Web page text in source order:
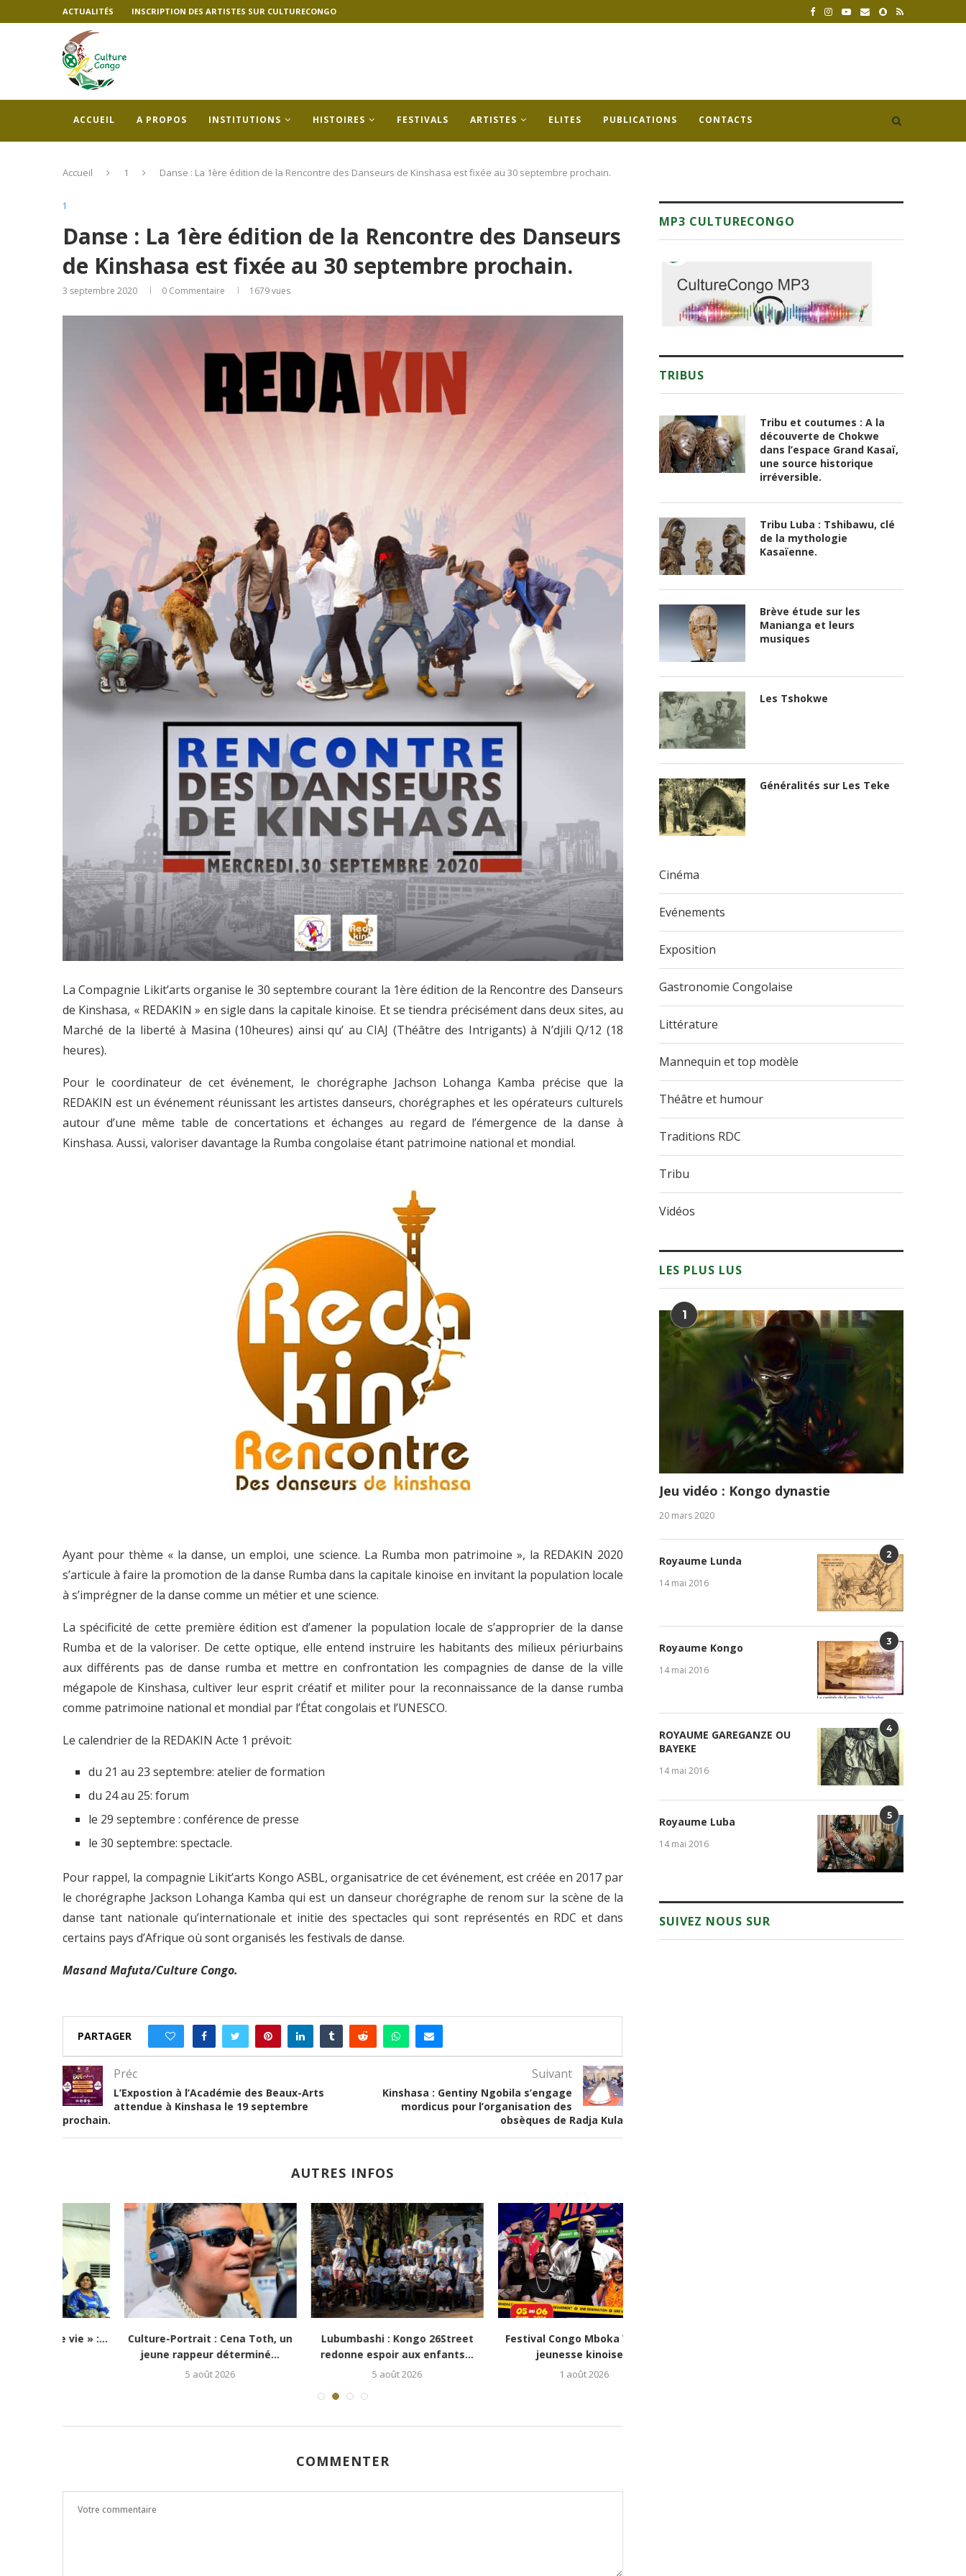
ACTUALITÉS INSCRIPTION DES ARTISTES SUR CULTURECONGO
ACCUEIL A PROPOS INSTITUTIONS HISTOIRES FESTIVALS ARTISTES ELITES PUBLICATIONS CONTACTS
Accueil 1 Danse : La 1ère édition de la Rencontre des Danseurs de Kinshasa est fixée au 30 septembre prochain.
1
Danse : La 1ère édition de la Rencontre des Danseurs
de Kinshasa est fixée au 30 septembre prochain.
3 septembre 2020 0 Commentaire 1679vues
La Compagnie Likit’arts organise le 30 septembre courant la 1ère édition de la Rencontre des Danseurs
de Kinshasa, « REDAKIN » en sigle dans la capitale kinoise. Et se tiendra précisément dans deux sites, au
Marché de la liberté à Masina (10heures) ainsi qu’ au CIAJ (Théâtre des Intrigants) à N’djili Q/12 (18
heures).
Pour le coordinateur de cet événement, le chorégraphe Jachson Lohanga Kamba précise que la
REDAKIN est un événement réunissant les artistes danseurs, chorégraphes et les opérateurs culturels
autour d’une même table de concertations et échanges au regard de l’émergence de la danse à
Kinshasa. Aussi, valoriser davantage la Rumba congolaise étant patrimoine national et mondial.
Ayant pour thème « la danse, un emploi, une science. La Rumba mon patrimoine », la REDAKIN 2020
s’articule à faire la promotion de la danse Rumba dans la capitale kinoise en invitant la population locale
à s’imprégner de la danse comme un métier et une science.
La spécificité de cette première édition est d’amener la population locale de s’approprier de la danse
Rumba et de la valoriser. De cette optique, elle entend instruire les habitants des milieux périurbains
aux différents pas de danse rumba et mettre en confrontation les compagnies de danse de la ville
mégapole de Kinshasa, cultiver leur esprit créatif et militer pour la reconnaissance de la danse rumba
comme patrimoine national et mondial par l’État congolais et l’UNESCO.
Le calendrier de la REDAKIN Acte 1 prévoit:
du 21 au 23 septembre: atelier de formation
du 24 au 25: forum
le 29 septembre : conférence de presse
le 30 septembre: spectacle.
Pour rappel, la compagnie Likit’arts Kongo ASBL, organisatrice de cet événement, est créée en 2017 par
le chorégraphe Jackson Lohanga Kamba qui est un danseur chorégraphe de renom sur la scène de la
danse tant nationale qu’internationale et initie des spectacles qui sont représentés en RDC et dans
certains pays d’Afrique où sont organisés les festivals de danse.
Masand Mafuta/Culture Congo.
PARTAGER
Préc
L’Expostion à l’Académie des Beaux-Arts
attendue à Kinshasa le 19 septembre
prochain.
Suivant
Kinshasa : Gentiny Ngobila s’engage
mordicus pour l’organisation des
obsèques de Radja Kula
AUTRES INFOS
Culture-Portrait : Cena Toth, un
jeune rappeur déterminé...
Lubumbashi : Kongo 26Street
redonne espoir aux enfants...
Festival Congo Mboka Vibe : la
jeunesse kinoise...
COMMENTER
MP3 CULTURECONGO
TRIBUS
Tribu et coutumes : A la
découverte de Chokwe
dans l’espace Grand Kasaï,
une source historique
irréversible.
Tribu Luba : Tshibawu, clé
de la mythologie
Kasaïenne.
Brève étude sur les
Manianga et leurs
musiques
Les Tshokwe
Généralités sur Les Teke
Cinéma
Evénements
Exposition
Gastronomie Congolaise
Littérature
Mannequin et top modèle
Théâtre et humour
Traditions RDC
Tribu
Vidéos
LES PLUS LUS
1
Jeu vidéo : Kongo dynastie
20 mars 2020
2
Royaume Lunda
14 mai 2016
3
Royaume Kongo
14 mai 2016
4
ROYAUME GAREGANZE OU
BAYEKE
14 mai 2016
5
Royaume Luba
14 mai 2016
SUIVEZ NOUS SUR